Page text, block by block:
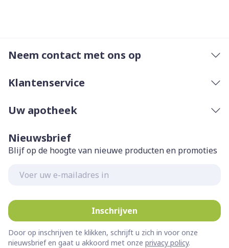
Neem contact met ons op
Klantenservice
Uw apotheek
Nieuwsbrief
Blijf op de hoogte van nieuwe producten en promoties
Inschrijven
Door op inschrijven te klikken, schrijft u zich in voor onze
nieuwsbrief en gaat u akkoord met onze privacy policy.